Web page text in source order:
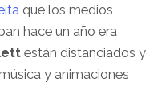
que los medios
hace un año era
están distanciados y
y animaciones